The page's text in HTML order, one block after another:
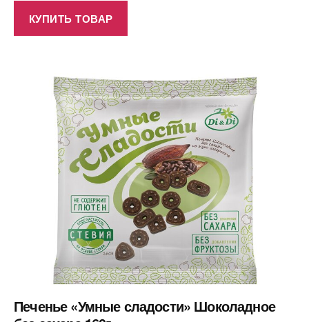
КУПИТЬ ТОВАР
Печенье «Умные сладости» Шоколадное